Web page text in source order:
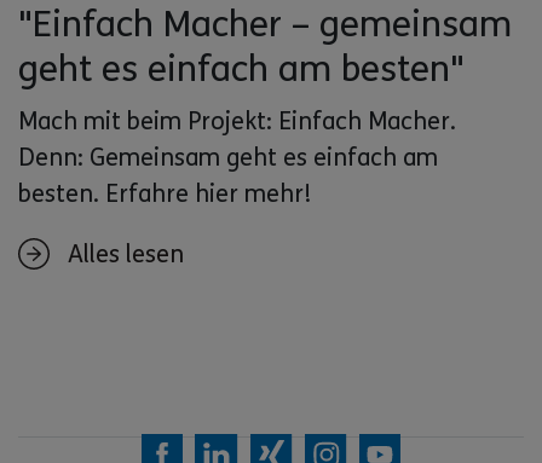
"Einfach Macher – gemeinsam
geht es einfach am besten"
Mach mit beim Projekt: Einfach Macher.
Denn: Gemeinsam geht es einfach am
besten. Erfahre hier mehr!
Alles lesen